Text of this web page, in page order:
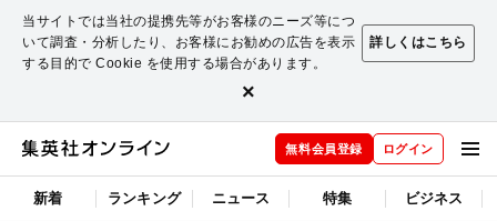
当サイトでは当社の提携先等がお客様のニーズ等につ
いて調査・分析したり、お客様にお勧めの広告を表示
する目的で Cookie を使用する場合があります。
詳しくはこちら
×
無料会員登録 ログイン
新着 ランキング ニュース 特集 ビジネス